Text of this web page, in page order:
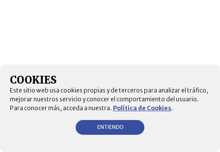
COOKIES
Este sitio web usa cookies propias y de terceros para analizar el tráfico,
mejorar nuestros servicio y conocer el comportamiento del usuario.
Para conocer más, acceda a nuestra. Política de Cookies.
ENTIENDO